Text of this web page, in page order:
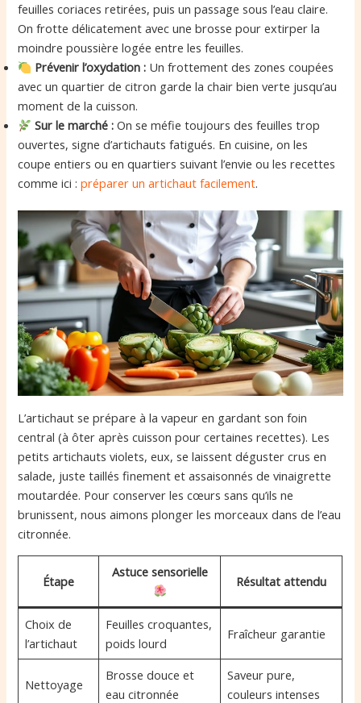
feuilles coriaces retirées, puis un passage sous l’eau claire.
On frotte délicatement avec une brosse pour extirper la
moindre poussière logée entre les feuilles.
Prévenir l’oxydation : Un frottement des zones coupées
avec un quartier de citron garde la chair bien verte jusqu’au
moment de la cuisson.
Sur le marché : On se méfie toujours des feuilles trop
ouvertes, signe d’artichauts fatigués. En cuisine, on les
coupe entiers ou en quartiers suivant l’envie ou les recettes
comme ici :préparer un artichaut facilement.
L’artichaut se prépare à la vapeur en gardant son foin
central (à ôter après cuisson pour certaines recettes). Les
petits artichauts violets, eux, se laissent déguster crus en
salade, juste taillés finement et assaisonnés de vinaigrette
moutardée. Pour conserver les cœurs sans qu’ils ne
brunissent, nous aimons plonger les morceaux dans de l’eau
citronnée.
Étape
Astuce sensorielle
Résultat attendu
Choix de
l’artichaut
Feuilles croquantes,
poids lourd
Fraîcheur garantie
Nettoyage
Brosse douce et
eau citronnée
Saveur pure,
couleurs intenses